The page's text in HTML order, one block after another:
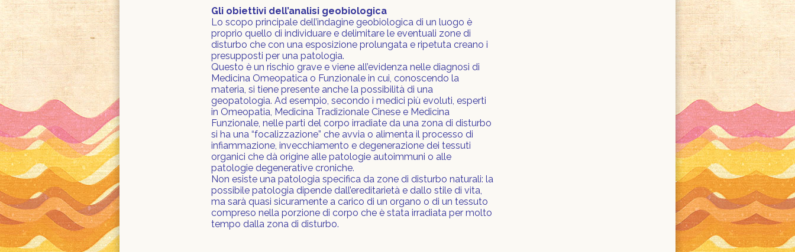
Gli obiettivi dell’analisi geobiologica
Lo scopo principale dell’indagine geobiologica di un luogo è
proprio quello di individuare e delimitare le eventuali zone di
disturbo che con una esposizione prolungata e ripetuta creano i
presupposti per una patologia.
Questo è un rischio grave e viene all’evidenza nelle diagnosi di
Medicina Omeopatica o Funzionale in cui, conoscendo la
materia, si tiene presente anche la possibilità di una
geopatologia. Ad esempio, secondo i medici più evoluti, esperti
in Omeopatia, Medicina Tradizionale Cinese e Medicina
Funzionale, nelle parti del corpo irradiate da una zona di disturbo
si ha una “focalizzazione” che avvia o alimenta il processo di
infiammazione, invecchiamento e degenerazione dei tessuti
organici che dà origine alle patologie autoimmuni o alle
patologie degenerative croniche.
Non esiste una patologia specifica da zone di disturbo naturali: la
possibile patologia dipende dall’ereditarietà e dallo stile di vita,
ma sarà quasi sicuramente a carico di un organo o di un tessuto
compreso nella porzione di corpo che è stata irradiata per molto
tempo dalla zona di disturbo.